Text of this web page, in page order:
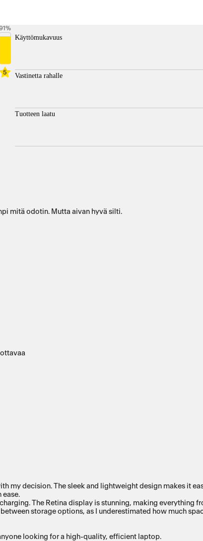
5
%
Käyttömukavuus
Vastinetta rahalle
Tuotteen laatu
mitä odotin. Mutta aivan hyvä silti.
my decision. The sleek and lightweight design makes it
ease.
The Retina display is stunning, making everything
storage options, as I underestimated how much
looking for a high-quality, efficient laptop.